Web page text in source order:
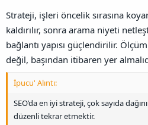
Strateji, işleri öncelik sırasına
kaldırılır, sonra arama niyeti
bağlantı yapısı güçlendirilir.
değil, başından itibaren yer
İpucu' Alıntı:
SEO’da en iyi strateji, çok sayıda
düzenli tekrar etmektir.